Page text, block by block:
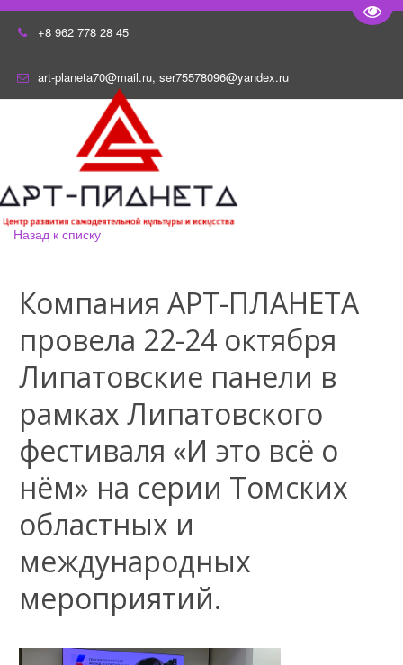
+8 962 778 28 45
art-planeta70@mail.ru, ser75578096@yandex.ru
Назад к списку
Компания АРТ-ПЛАНЕТА
провела 22-24 октября
Липатовские панели в
рамках Липатовского
фестиваля «И это всё о
нём» на серии Томских
областных и
международных
мероприятий.